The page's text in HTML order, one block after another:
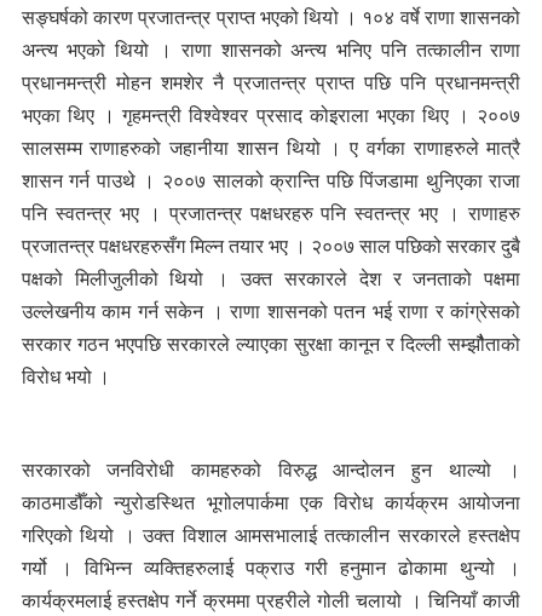
सङ्घर्षको कारण प्रजातन्त्र प्राप्त भएको थियो । १०४ वर्षे राणा शासनको
अन्त्य भएको थियो । राणा शासनको अन्त्य भनिए पनि तत्कालीन राणा
प्रधानमन्त्री मोहन शमशेर नै प्रजातन्त्र प्राप्त पछि पनि प्रधानमन्त्री
भएका थिए । गृहमन्त्री विश्वेश्वर प्रसाद कोइराला भएका थिए । २००७
सालसम्म राणाहरुको जहानीया शासन थियो । ए वर्गका राणाहरुले मात्रै
शासन गर्न पाउथे । २००७ सालको क्रान्ति पछि पिंजडामा थुनिएका राजा
पनि स्वतन्त्र भए । प्रजातन्त्र पक्षधरहरु पनि स्वतन्त्र भए । राणाहरु
प्रजातन्त्र पक्षधरहरुसँग मिल्न तयार भए । २००७ साल पछिको सरकार दुबै
पक्षको मिलीजुलीको थियो । उक्त सरकारले देश र जनताको पक्षमा
उल्लेखनीय काम गर्न सकेन । राणा शासनको पतन भई राणा र कांग्रेसको
सरकार गठन भएपछि सरकारले ल्याएका सुरक्षा कानून र दिल्ली सम्झौैताको
विरोध भयो ।
सरकारको जनविरोधी कामहरुको विरुद्ध आन्दोलन हुन थाल्यो ।
काठमाडौँको न्युरोडस्थित भूगोलपार्कमा एक विरोध कार्यक्रम आयोजना
गरिएको थियो । उक्त विशाल आमसभालाई तत्कालीन सरकारले हस्तक्षेप
गर्यो । विभिन्न व्यक्तिहरुलाई पक्राउ गरी हनुमान ढोकामा थुन्यो ।
कार्यक्रमलाई हस्तक्षेप गर्ने क्रममा प्रहरीले गोली चलायो । चिनियाँ काजी